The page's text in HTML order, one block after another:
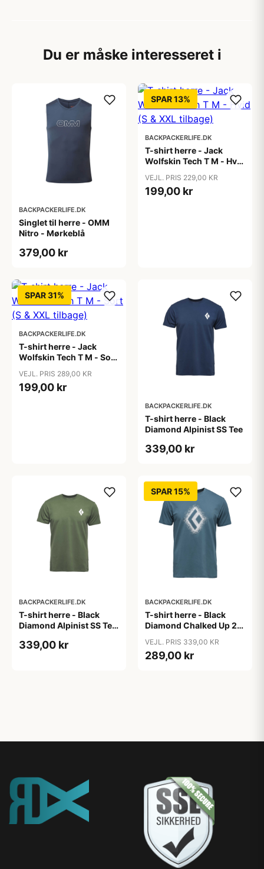
Du er måske interesseret i
BACKPACKERLIFE.DK
Singlet til herre - OMM
Nitro - Mørkeblå
379,00 kr
SPAR 13%
BACKPACKERLIFE.DK
T-shirt herre - Jack
Wolfskin Tech T M - Hvid
VEJL. PRIS 229,00 KR
199,00 kr
SPAR 31%
BACKPACKERLIFE.DK
T-shirt herre - Jack
Wolfskin Tech T M - Sort
VEJL. PRIS 289,00 KR
199,00 kr
BACKPACKERLIFE.DK
T-shirt herre - Black
Diamond Alpinist SS Tee
339,00 kr
BACKPACKERLIFE.DK
T-shirt herre - Black
Diamond Alpinist SS Tee
339,00 kr
SPAR 15%
BACKPACKERLIFE.DK
T-shirt herre - Black
Diamond Chalked Up 2.0
VEJL. PRIS 339,00 KR
289,00 kr